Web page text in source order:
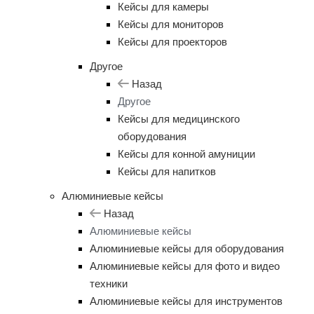
Кейсы для камеры
Кейсы для мониторов
Кейсы для проекторов
Другое
Назад
Другое
Кейсы для медицинского
оборудования
Кейсы для конной амуниции
Кейсы для напитков
Алюминиевые кейсы
Назад
Алюминиевые кейсы
Алюминиевые кейсы для оборудования
Алюминиевые кейсы для фото и видео
техники
Алюминиевые кейсы для инструментов